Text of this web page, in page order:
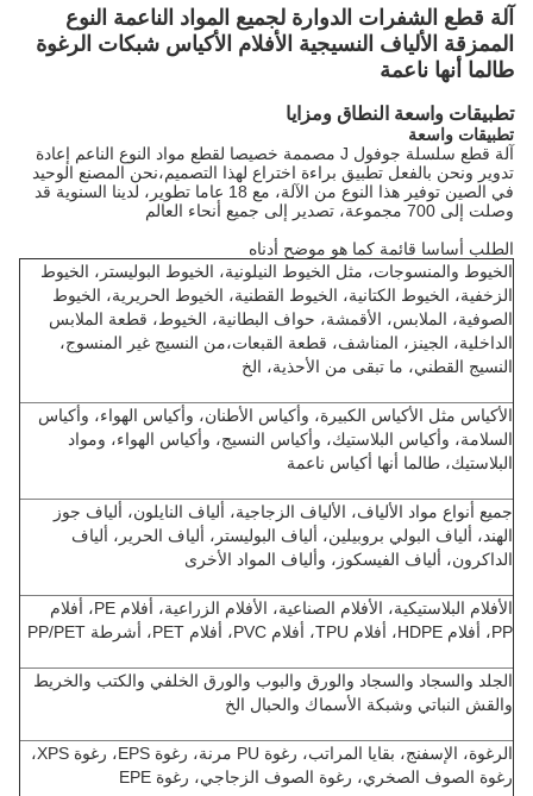
آلة قطع الشفرات الدوارة لجميع المواد الناعمة النوع
الممزقة الألياف النسيجية الأفلام الأكياس شبكات الرغوة
طالما أنها ناعمة
تطبيقات واسعة النطاق ومزايا
تطبيقات واسعة
آلة قطع سلسلة جوفول J مصممة خصيصا لقطع مواد النوع الناعم إعادة
تدوير ونحن بالفعل تطبيق براءة اختراع لهذا التصميم،نحن المصنع الوحيد
في الصين توفير هذا النوع من الآلة، مع 18 عاما تطوير، لدينا السنوية قد
وصلت إلى 700 مجموعة، تصدير إلى جميع أنحاء العالم
الطلب أساسا قائمة كما هو موضح أدناه
الخيوط والمنسوجات، مثل الخيوط النيلونية، الخيوط البوليستر، الخيوط
الزخفية، الخيوط الكتانية، الخيوط القطنية، الخيوط الحريرية، الخيوط
الصوفية، الملابس، الأقمشة، حواف البطانية، الخيوط، قطعة الملابس
الداخلية، الجينز، المناشف، قطعة القبعات،من النسيج غير المنسوج،
النسيج القطني، ما تبقى من الأحذية، الخ
الأكياس مثل الأكياس الكبيرة، وأكياس الأطنان، وأكياس الهواء، وأكياس
السلامة، وأكياس البلاستيك، وأكياس النسيج، وأكياس الهواء، ومواد
البلاستيك، طالما أنها أكياس ناعمة
جميع أنواع مواد الألياف، الألياف الزجاجية، ألياف النايلون، ألياف جوز
الهند، ألياف البولي بروبيلين، ألياف البوليستر، ألياف الحرير، ألياف
الداكرون، ألياف الفيسكوز، وألياف المواد الأخرى
الأفلام البلاستيكية، الأفلام الصناعية، الأفلام الزراعية، أفلام PE، أفلام
PP، أفلام HDPE، أفلام TPU، أفلام PVC، أفلام PET، أشرطة PP/PET
الجلد والسجاد والسجاد والورق والبوب والورق الخلفي والكتب والخريط
والقش النباتي وشبكة الأسماك والحبال الخ
الرغوة، الإسفنج، بقايا المراتب، رغوة PU مرنة، رغوة EPS، رغوة XPS،
رغوة الصوف الصخري، رغوة الصوف الزجاجي، رغوة EPE